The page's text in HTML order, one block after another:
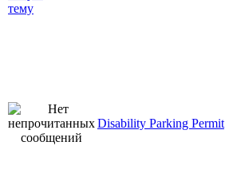
Disability Parking Permit